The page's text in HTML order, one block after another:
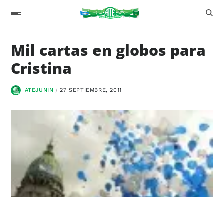
Mil cartas en globos para
Cristina
ATEJUNIN 27 SEPTIEMBRE, 2011